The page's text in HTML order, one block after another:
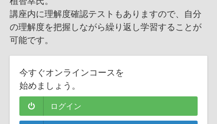
講座内に理解度確認テストもありますので、自分
の理解度を把握しながら繰り返し学習することが
可能です。
今すぐオンラインコースを
始めましょう。
ログイン